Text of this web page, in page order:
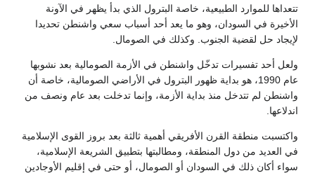
تتعداها للموارد الطبيعية، خاصة البترول الذي بدأ يظهر في الآونة
الأخيرة في السودان، وهو ما يعد أحد أسباب سعي واشنطن تحديدا
لإيجاد حل لقضية الجنوب. وكذلك في الصومال.
ولعل أحد تفسيرات تدخّل واشنطن في الأزمة الصومالية بعد نشوبها
عام 1990، هو بداية ظهور البترول في الأراضي الصومالية، خاصة أن
واشنطن لم تتدخل منذ بداية الأزمة، وإنما تدخلت بعد عام ونصف من
اندلاعها.
واكتسبت منطقة القرن الأفريقي أهمية ثالثة بعد بروز القوى الإسلامية
في العديد من دول المنطقة، ومطالبتها بتطبيق الشريعة الإسلامية،
سواء أكان ذلك في السودان أو الصومال، أو حتى في إقليم الأوجادين